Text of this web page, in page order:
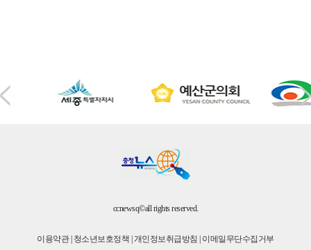
ccnewsq©all rights reserved.
이용약관| 청소년보호정책 개인정보취급방침 이메일무단수집거부